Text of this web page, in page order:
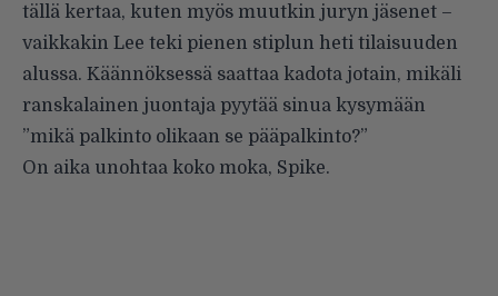
tällä kertaa, kuten myös muutkin juryn jäsenet –
vaikkakin Lee teki pienen stiplun heti tilaisuuden
alussa. Käännöksessä saattaa kadota jotain, mikäli
ranskalainen juontaja pyytää sinua kysymään
”mikä palkinto olikaan se pääpalkinto?”
On aika unohtaa koko moka, Spike.